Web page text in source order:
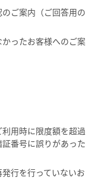
ご案内（ご回答用の
ったお客様へのご案
用時に限度額を超過
番号に誤りがあった
行を行っていないお